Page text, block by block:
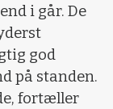
i går. De
god
på standen.
fortæller